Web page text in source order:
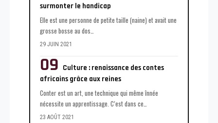
surmonter le handicap
Elle est une personne de petite taille (naine) et avait une
grosse bosse au dos
29 JUIN 2021
Culture : renaissance des contes
africains grâce aux reines
Conter est un art, une technique qui même înnée
nécessite un apprentissage. C’est dans ce
23 AOÛT 2021